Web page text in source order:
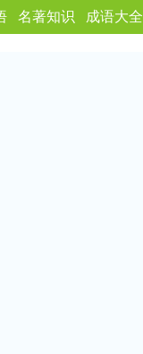
名著知识 成语大全